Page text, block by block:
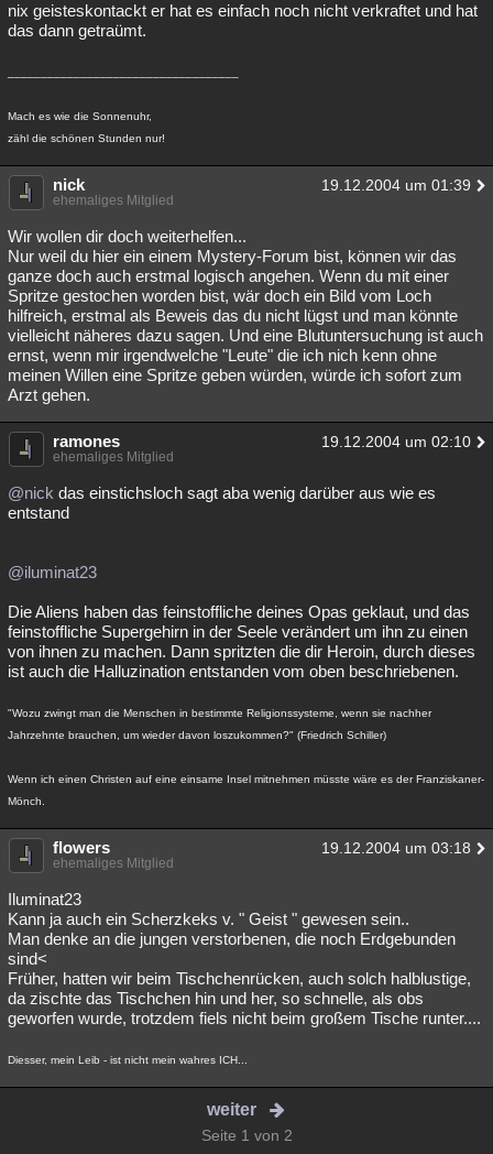
nix geisteskontackt er hat es einfach noch nicht verkraftet und hat
das dann getraümt.
Mach es wie die Sonnenuhr,
zähl die schönen Stunden nur!
nick 19.12.2004 um 01:39
ehemaliges Mitglied
Wir wollen dir doch weiterhelfen...
Nur weil du hier ein einem Mystery-Forum bist, können wir das
ganze doch auch erstmal logisch angehen. Wenn du mit einer
Spritze gestochen worden bist, wär doch ein Bild vom Loch
hilfreich, erstmal als Beweis das du nicht lügst und man könnte
vielleicht näheres dazu sagen. Und eine Blutuntersuchung ist auch
ernst, wenn mir irgendwelche "Leute" die ich nich kenn ohne
meinen Willen eine Spritze geben würden, würde ich sofort zum
Arzt gehen.
ramones 19.12.2004 um 02:10
ehemaliges Mitglied
@nick das einstichsloch sagt aba wenig darüber aus wie es
entstand
@iluminat23
Die Aliens haben das feinstoffliche deines Opas geklaut, und das
feinstoffliche Supergehirn in der Seele verändert um ihn zu einen
von ihnen zu machen. Dann spritzten die dir Heroin, durch dieses
ist auch die Halluzination entstanden vom oben beschriebenen.
"Wozu zwingt man die Menschen in bestimmte Religionssysteme, wenn sie nachher
Jahrzehnte brauchen, um wieder davon loszukommen?" (Friedrich Schiller)
Wenn ich einen Christen auf eine einsame Insel mitnehmen müsste wäre es der Franziskaner-
Mönch.
flowers 19.12.2004 um 03:18
ehemaliges Mitglied
Iluminat23
Kann ja auch ein Scherzkeks v. " Geist " gewesen sein..
Man denke an die jungen verstorbenen, die noch Erdgebunden
sind<
Früher, hatten wir beim Tischchenrücken, auch solch halblustige,
da zischte das Tischchen hin und her, so schnelle, als obs
geworfen wurde, trotzdem fiels nicht beim großem Tische runter....
Diesser, mein Leib - ist nicht mein wahres ICH...
weiter
Seite 1 von 2